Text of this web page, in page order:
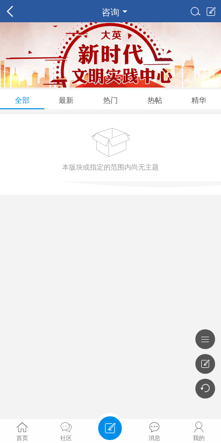
咨询 

全部 最新 热门 热帖 精华

本版块或指定的范围内尚无主题

首页

社区
 
消息

我的


